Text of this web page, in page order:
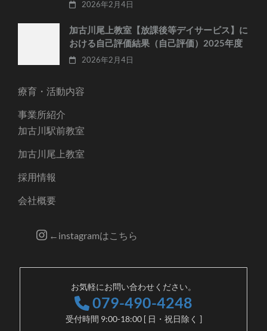
2026年2月4日
加古川尾上教室【放課後等デイサービス】に
おける自己評価結果（自己評価）2025年度
2026年2月4日
療育・活動内容
事業所紹介
加古川駅前教室
加古川尾上教室
採用情報
会社概要
←instagramはこちら
お気軽にお問い合わせください。
079-490-4248
受付時間 9:00-18:00 [ 日・祝日除く ]